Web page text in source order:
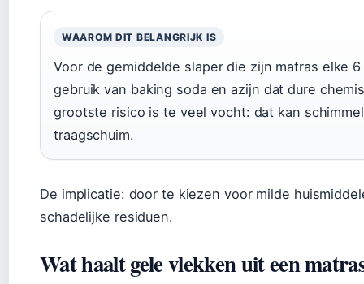
WAAROM DIT BELANGRIJK IS
Voor de gemiddelde slaper die zijn matras elke
gebruik van baking soda en azijn dat dure
grootste risico is te veel vocht: dat kan
traagschuim.
De implicatie: door te kiezen voor milde
schadelijke residuen.
Wat haalt gele vlekken uit een